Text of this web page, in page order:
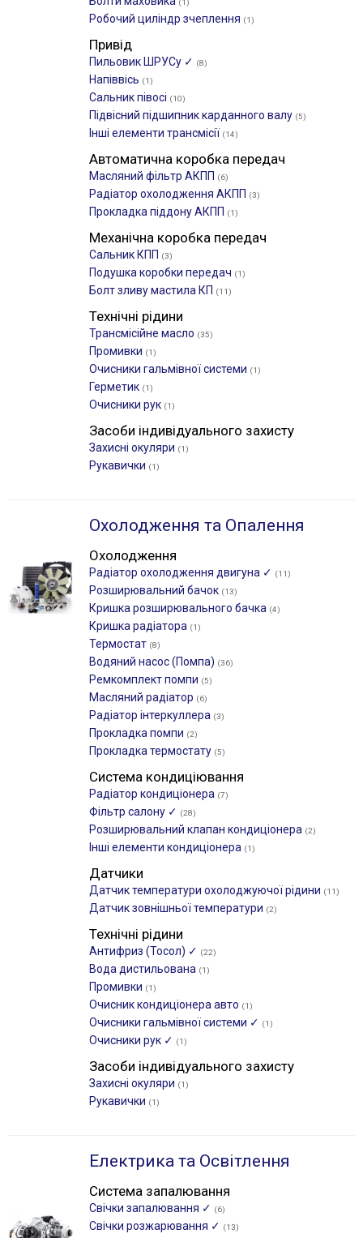
(1)
Робочий циліндр зчеплення (1)
Привід
Пильовик ШРУСу ✓ (8)
Напіввісь (1)
Сальник півосі (10)
Підвісний підшипник карданного валу (5)
Інші елементи трансмісії (14)
Автоматична коробка передач
Масляний фільтр АКПП (6)
Радіатор охолодження АКПП (3)
Прокладка піддону АКПП (1)
Механічна коробка передач
Сальник КПП (3)
Подушка коробки передач (1)
Болт зливу мастила КП (11)
Технічні рідини
Трансмісійне масло (35)
Промивки (1)
Очисники гальмівної системи (1)
Герметик (1)
Очисники рук (1)
Засоби індивідуального захисту
Захисні окуляри (1)
Рукавички (1)
Охолодження та Опалення
Охолодження
Радіатор охолодження двигуна ✓ (11)
Розширювальний бачок (13)
Кришка розширювального бачка (4)
Кришка радіатора (1)
Термостат (8)
Водяний насос (Помпа) (36)
Ремкомплект помпи (5)
Масляний радіатор (6)
Радіатор інтеркуллера (3)
Прокладка помпи (2)
Прокладка термостату (5)
Система кондиціювання
Радіатор кондиціонера (7)
Фільтр салону ✓ (28)
Розширювальний клапан кондиціонера (2)
Інші елементи кондиціонера (1)
Датчики
Датчик температури охолоджуючої рідини (11)
Датчик зовнішньої температури (2)
Технічні рідини
Антифриз (Тосол) ✓ (22)
Вода дистильована (1)
Промивки (1)
Очисник кондиціонера авто (1)
Очисники гальмівної системи ✓ (1)
Очисники рук ✓ (1)
Засоби індивідуального захисту
Захисні окуляри (1)
Рукавички (1)
Електрика та Освітлення
Система запалювання
Свічки запалювання ✓ (6)
Свічки розжарювання ✓ (13)